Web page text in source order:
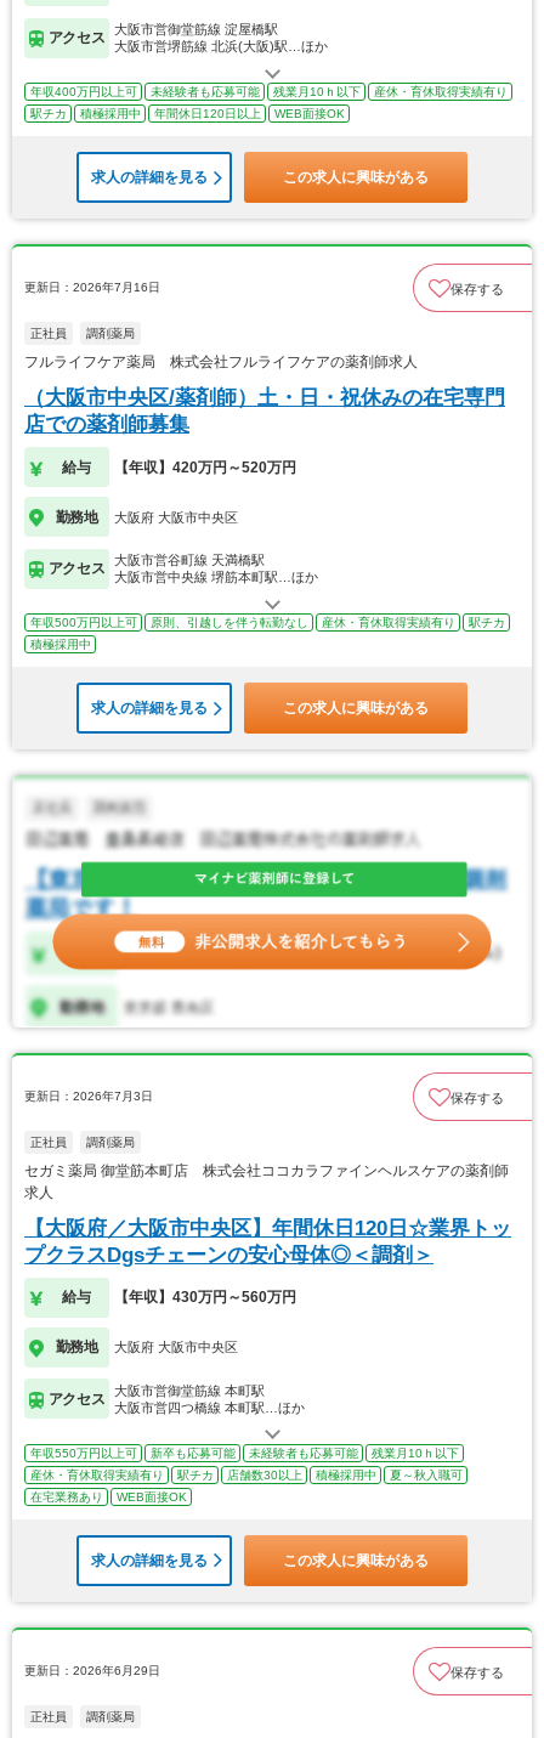
アクセス
大阪市営御堂筋線 淀屋橋駅
大阪市営堺筋線 北浜(大阪)駅…ほか
年収400万円以上可 未経験者も応募可能 残業月10ｈ以下
産休・育休取得実績有り
駅チカ
積極採用中 年間休日120日以上 WEB面接OK
求人の詳細を見る この求人に興味がある
更新日：2026年7月16日 保存する
正社員 調剤薬局
フルライフケア薬局 株式会社フルライフケアの薬剤師求人
（大阪市中央区/薬剤師）土・日・祝休みの在宅専門
店での薬剤師募集
給与 【年収】420万円～520万円
勤務地 大阪府 大阪市中央区
アクセス
大阪市営谷町線 天満橋駅
大阪市営中央線 堺筋本町駅…ほか
年収500万円以上可 原則、引越しを伴う転勤なし 産休・育休取得実績有り
駅チカ
積極採用中
求人の詳細を見る この求人に興味がある
更新日：2026年7月3日 保存する
正社員 調剤薬局
セガミ薬局 御堂筋本町店 株式会社ココカラファインヘルスケアの薬剤師
求人
【大阪府／大阪市中央区】年間休日120日☆業界トッ
プクラスDgsチェーンの安心母体◎＜調剤＞
給与 【年収】430万円～560万円
勤務地 大阪府 大阪市中央区
アクセス
大阪市営御堂筋線 本町駅
大阪市営四つ橋線 本町駅…ほか
年収550万円以上可 新卒も応募可能 未経験者も応募可能
残業月10ｈ以下
産休・育休取得実績有り
駅チカ 店舗数30以上 積極採用中
夏～秋入職可
在宅業務あり
WEB面接OK
求人の詳細を見る この求人に興味がある
更新日：2026年6月29日 保存する
正社員 調剤薬局